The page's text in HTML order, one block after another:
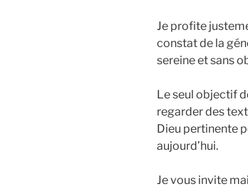
Je profite
constat de la
sereine et sans
Le seul objectif
regarder des
Dieu pertinente
aujourd’hui.
Je vous invite